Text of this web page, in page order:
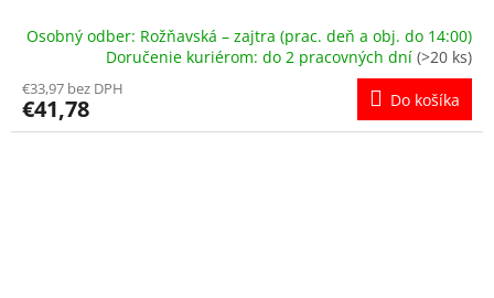
Osobný odber: Rožňavská – zajtra (prac. deň a obj. do 14:00)
Doručenie kuriérom: do 2 pracovných dní (>20 ks)
€33,97 bez DPH
€41,78 Do košíka